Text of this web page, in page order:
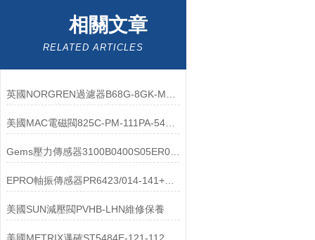
相關文章
RELATED ARTICLES
美國MAC電磁閥825C-PM-111PA-542選購指南
Gems壓力傳感器3100B0400S05ER00安裝方式
EPRO軸振傳感器PR6423/014-141+CON021支持技術選型與售后
美國SUN減壓閥PVHB-LHN維修保養